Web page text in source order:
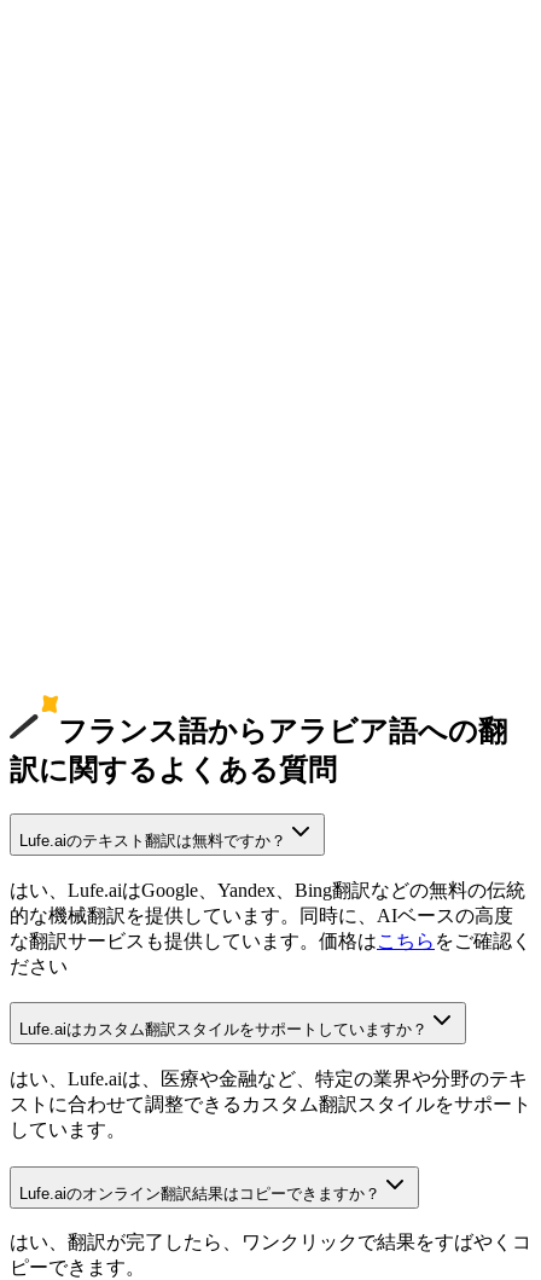
フランス語からアラビア語への翻
訳に関するよくある質問
Lufe.aiのテキスト翻訳は無料ですか？
はい、Lufe.aiはGoogle、Yandex、Bing翻訳などの無料の伝統
的な機械翻訳を提供しています。同時に、AIベースの高度
な翻訳サービスも提供しています。価格はこちら をご確認く
ださい
Lufe.aiはカスタム翻訳スタイルをサポートしていますか？
はい、Lufe.aiは、医療や金融など、特定の業界や分野のテキ
ストに合わせて調整できるカスタム翻訳スタイルをサポート
しています。
Lufe.aiのオンライン翻訳結果はコピーできますか？
はい、翻訳が完了したら、ワンクリックで結果をすばやくコ
ピーできます。